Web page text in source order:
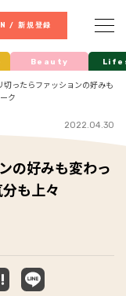
/ 新規登録
Beauty
切ったらファッションの好みも
ク
2022.04.30
の好みも変わっ
も上々